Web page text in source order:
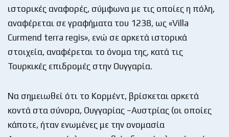
ιστορικές αναφορές, σύμφωνα με τις οποίες η πόλη,
αναφέρεται σε γραφήματα του 1238, ως «Villa
Curmend terra regis», ενώ σε αρκετά ιστορικά
στοιχεία, αναφέρεται το όνομα της, κατά τις
Τουρκικές επιδρομές στην Ουγγαρία.
Να σημειωθεί ότι το Κορμέντ, βρίσκεται αρκετά
κοντά στα σύνορα, Ουγγαρίας –Αυστρίας (οι οποίες
κάποτε, ήταν ενωμένες με την ονομασία